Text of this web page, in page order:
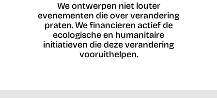
We ontwerpen niet louter
evenementen die over verandering
praten. We financieren actief de
ecologische en humanitaire
initiatieven die deze verandering
vooruithelpen.